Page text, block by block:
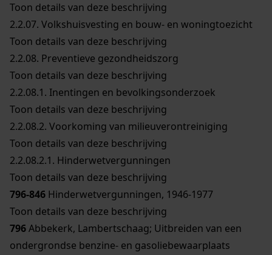
Toon details van deze beschrijving
2.2.07. Volkshuisvesting en bouw- en woningtoezicht
Toon details van deze beschrijving
2.2.08. Preventieve gezondheidszorg
Toon details van deze beschrijving
2.2.08.1. Inentingen en bevolkingsonderzoek
Toon details van deze beschrijving
2.2.08.2. Voorkoming van milieuverontreiniging
Toon details van deze beschrijving
2.2.08.2.1. Hinderwetvergunningen
Toon details van deze beschrijving
796-846 Hinderwetvergunningen, 1946-1977
Toon details van deze beschrijving
796Abbekerk, Lambertschaag; Uitbreiden van een
ondergrondse benzine- en gasoliebewaarplaats